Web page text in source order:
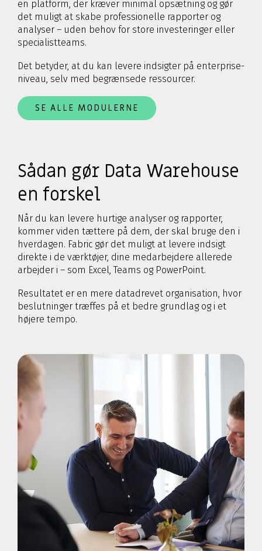
en platform, der kræver minimal opsætning og gør
det muligt at skabe professionelle rapporter og
analyser – uden behov for store investeringer eller
specialistteams.
Det betyder, at du kan levere indsigter på enterprise-
niveau, selv med begrænsede ressourcer.
SE ALLE MODULERNE
Sådan gør Data Warehouse
en forskel
Når du kan levere hurtige analyser og rapporter,
kommer viden tættere på dem, der skal bruge den i
hverdagen. Fabric gør det muligt at levere indsigt
direkte i de værktøjer, dine medarbejdere allerede
arbejder i – som Excel, Teams og PowerPoint.
Resultatet er en mere datadrevet organisation, hvor
beslutninger træffes på et bedre grundlag og i et
højere tempo.